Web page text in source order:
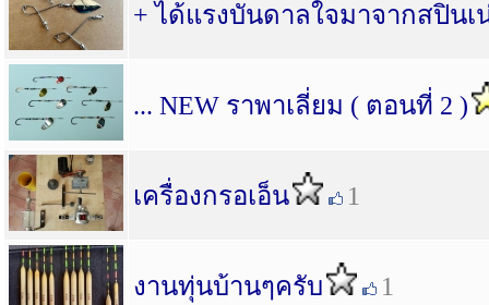
+ ได้แรงบันดาลใจมาจากสปินเ
... NEW ราพาเลี่ยม ( ตอนที่ 2 )
เครื่องกรอเอ็น 1
งานทุ่นบ้านๆครับ 1